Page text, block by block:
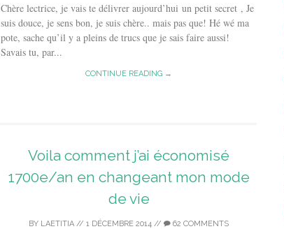
Chère lectrice, je vais te délivrer aujourd’hui un petit secret , Je
suis douce, je sens bon, je suis chère.. mais pas que! Hé wé ma
pote, sache qu’il y a pleins de trucs que je sais faire aussi!
Savais tu, par...
CONTINUE READING →
Voila comment j’ai économisé
1700e/an en changeant mon mode
de vie
BY LAETITIA // 1 DÉCEMBRE 2014 // 62 COMMENTS